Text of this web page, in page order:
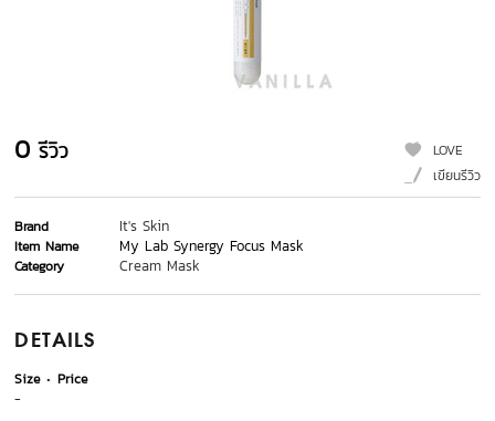
0 รีวิว
LOVE
เขียนรีวิว
Brand It's Skin
Item Name My Lab Synergy Focus Mask
Category Cream Mask
DETAILS
Size
Price
-